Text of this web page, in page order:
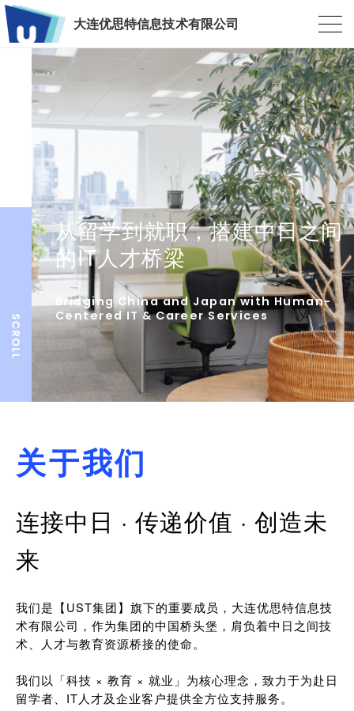
大连优思特信息技术有限公司
从留学到就职，搭建中日之间
的IT人才桥梁
Bridging China and Japan with Human-
Centered IT & Career Services
关于我们
连接中日 · 传递价值 · 创造未
来
我们是【UST集团】旗下的重要成员，大连优思特信息技
术有限公司，作为集团的中国桥头堡，肩负着中日之间技
术、人才与教育资源桥接的使命。
我们以「科技 × 教育 × 就业」为核心理念，致力于为赴日
留学者、IT人才及企业客户提供全方位支持服务。